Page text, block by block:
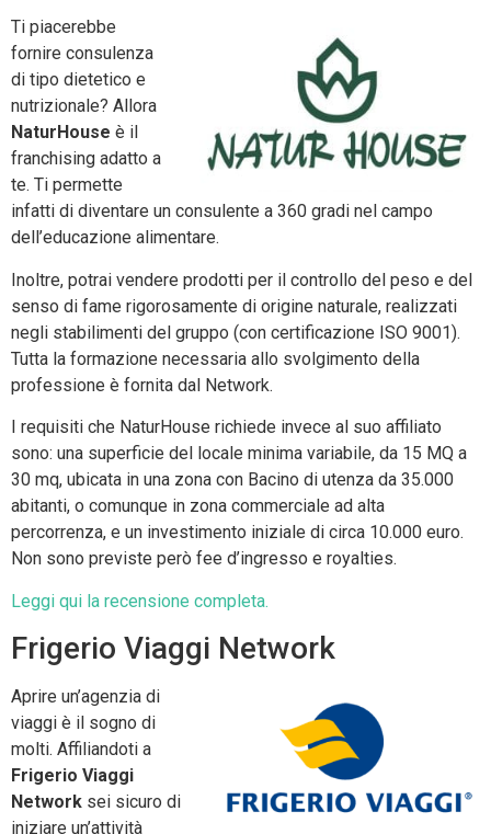
Ti piacerebbe
fornire consulenza
di tipo dietetico e
nutrizionale? Allora
NaturHouse è il
franchising adatto a
te. Ti permette
infatti di diventare un consulente a 360 gradi nel campo
dell’educazione alimentare.
Inoltre, potrai vendere prodotti per il controllo del peso e del
senso di fame rigorosamente di origine naturale, realizzati
negli stabilimenti del gruppo (con certificazione ISO 9001).
Tutta la formazione necessaria allo svolgimento della
professione è fornita dal Network.
I requisiti che NaturHouse richiede invece al suo affiliato
sono: una superficie del locale minima variabile, da 15 MQ a
30 mq, ubicata in una zona con Bacino di utenza da 35.000
abitanti, o comunque in zona commerciale ad alta
percorrenza, e un investimento iniziale di circa 10.000 euro.
Non sono previste però fee d’ingresso e royalties.
Leggi qui la recensione completa.
Frigerio Viaggi Network
Aprire un’agenzia di
viaggi è il sogno di
molti. Affiliandoti a
Frigerio Viaggi
Network sei sicuro di
iniziare un’attività